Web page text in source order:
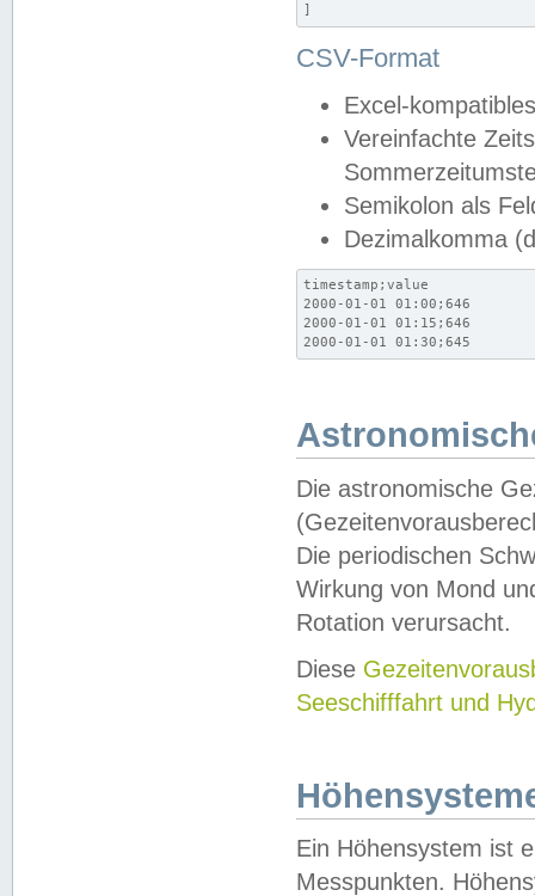
]
CSV-Format
Excel-
Vereinfachte
Semikolon als
Dezimalkomma
timestamp;value
2000-01-01 01:00;646
2000-01-01 01:15;646
2000-01-01 01:30;645
Die astronomische
Die periodischen
Wirkung von Mond
Rotation verursacht.
Diese
Seeschifffahrt und
Ein Höhensystem ist
Messpunkten.